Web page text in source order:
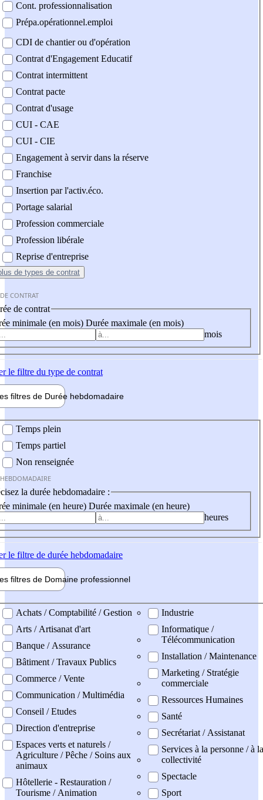
Cont. professionnalisation
Prépa.opérationnel.emploi
CDI de chantier ou d'opération
Contrat d'Engagement Educatif
Contrat intermittent
Contrat pacte
Contrat d'usage
CUI - CAE
CUI - CIE
Engagement à servir dans la réserve
Franchise
Insertion par l'activ.éco.
Portage salarial
Profession commerciale
Profession libérale
Reprise d'entreprise
de types de contrat
CONTRAT
de contrat
minimale (en mois) Durée maximale (en mois)
mois
le filtre du type de contrat
filtres de Durée hebdomadaire
Temps plein
Temps partiel
Non renseignée
la durée hebdomadaire :
minimale (en heure) Durée maximale (en heure)
heures
le filtre de durée hebdomadaire
filtres de Domaine professionnel
professionel
Achats / Comptabilité / Gestion
Arts / Artisanat d'art
Banque / Assurance
Bâtiment / Travaux Publics
Commerce / Vente
Communication / Multimédia
Conseil / Etudes
Direction d'entreprise
Espaces verts et naturels /
Agriculture / Pêche / Soins aux
animaux
Hôtellerie - Restauration /
Tourisme / Animation
Industrie
Informatique /
Télécommunication
Installation / Maintenance
Marketing / Stratégie
commerciale
Ressources Humaines
Santé
Secrétariat / Assistanat
Services à la personne / à la
collectivité
Spectacle
Sport